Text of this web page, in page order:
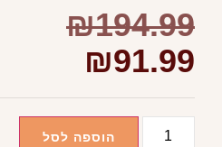
₪194.99
₪91.99
הוספה לסל